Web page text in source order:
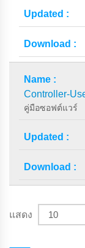
Controller-
คู่มือซอฟต์แวร์
แสดง